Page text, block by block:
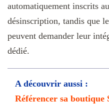
automatiquement inscrits
désinscription, tandis que
peuvent demander leur
dédié.
A découvrir aussi :
Référencer sa